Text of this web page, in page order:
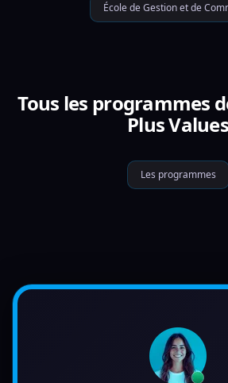
École de Gestion et de
Tous les programmes
Plus Values
Les programmes